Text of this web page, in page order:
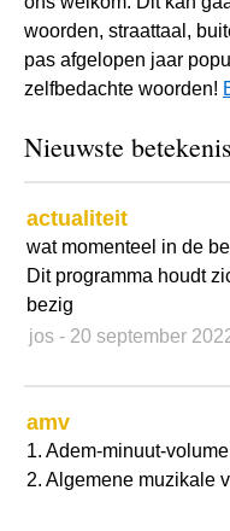
woorden, straattaal,
pas afgelopen jaar
zelfbedachte woorden!
Nieuwste
actualiteit
wat momenteel in de
Dit programma houdt
bezig
jos - 20 september
amv
1. Adem-minuut-volume
2. Algemene muzikale